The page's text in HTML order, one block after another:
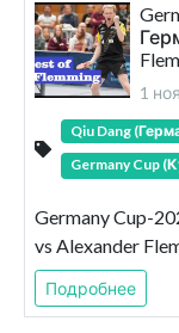
1
Qiu Dang
Germany Cup
Germany Cup-
vs Alexander
Подробнее